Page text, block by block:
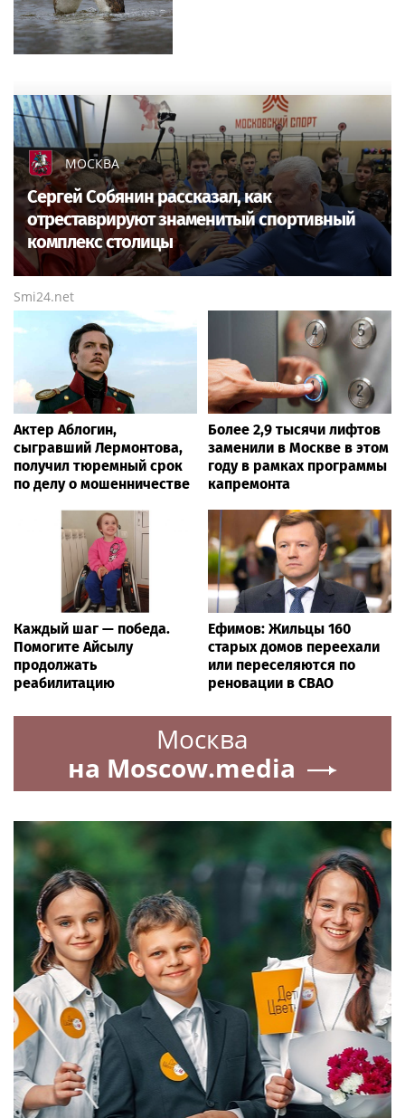
МОСКВА
Сергей Собянин рассказал, как
отреставрируют знаменитый спортивный
комплекс столицы
Smi24.net
Актер Аблогин,
сыгравший Лермонтова,
получил тюремный срок
по делу о мошенничестве
Более 2,9 тысячи лифтов
заменили в Москве в этом
году в рамках программы
капремонта
Каждый шаг — победа.
Помогите Айсылу
продолжать
реабилитацию
Ефимов: Жильцы 160
старых домов переехали
или переселяются по
реновации в СВАО
Москва
на Moscow.media